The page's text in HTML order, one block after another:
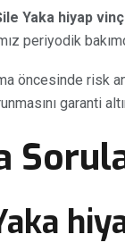
Yaka hiyap
periyodik
öncesinde risk
garanti